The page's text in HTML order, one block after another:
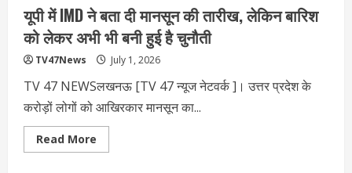
दौर
की
शुरुआत?
यूपी में IMD ने बता दी मानसून की तारीख, लेकिन बारिश
को लेकर अभी भी बनी हुई है चुनौती
TV47News July 1, 2026
TV 47 NEWSलखनऊ [TV 47 न्‍यूज नेटवर्क ]। उत्तर प्रदेश के
करोड़ों लोगों को आखिरकार मानसून का...
Read More
more